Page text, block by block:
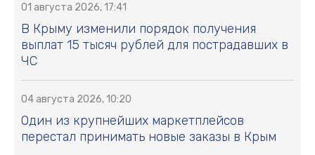
01 августа 2026, 17:41
В Крыму изменили порядок получения
выплат 15 тысяч рублей для пострадавших в
ЧС
04 августа 2026, 10:20
Один из крупнейших маркетплейсов
перестал принимать новые заказы в Крым